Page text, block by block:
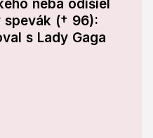
neba odišiel
spevák († 96):
s Lady Gaga